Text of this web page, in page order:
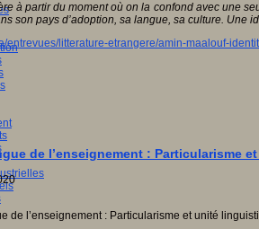
à partir du moment où on la confond avec une
son pays d’adoption, sa langue, sa culture.
entrevues/litterature-etrangere/amin-maalouf-
de l’enseignement : Particularisme